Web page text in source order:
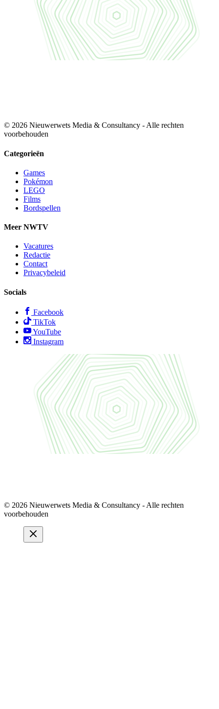
© 2026 Nieuwerwets Media & Consultancy - Alle rechten
voorbehouden
Categorieën
Games
Pokémon
LEGO
Films
Bordspellen
Meer NWTV
Vacatures
Redactie
Contact
Privacybeleid
Socials
Facebook
TikTok
YouTube
Instagram
© 2026 Nieuwerwets Media & Consultancy - Alle rechten
voorbehouden